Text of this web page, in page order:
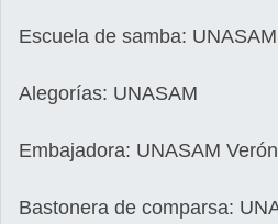
Escuela de samba: UNASAM
Alegorías: UNASAM
Embajadora: UNASAM
Bastonera de comparsa: